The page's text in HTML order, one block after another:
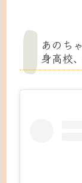
あのち
身高校